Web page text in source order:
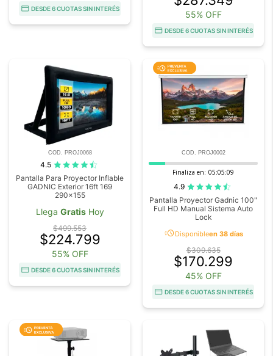
DESDE 6 CUOTAS SIN INTERÉS
55% OFF
DESDE 6 CUOTAS SIN INTERÉS
COD. PROJ0068
4.5
Pantalla Para Proyector Inflable
GADNIC Exterior 16ft 169
290x155
Llega GratisHoy
$499.553
$224.799
55% OFF
DESDE 6 CUOTAS SIN INTERÉS
COD. PROJ0002
Finaliza en: 05:05:09
4.9
Pantalla Proyector Gadnic 100"
Full HD Manual Sistema Auto
Lock
acuteDisponibleen 38 días
$309.635
$170.299
45% OFF
DESDE 6 CUOTAS SIN INTERÉS